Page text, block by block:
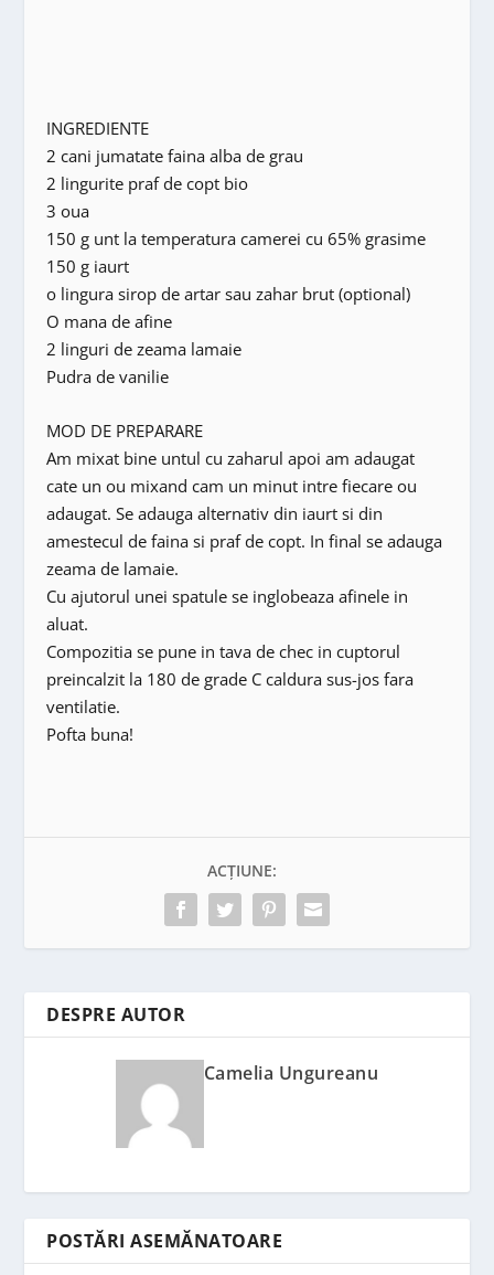
INGREDIENTE
2 cani jumatate faina alba de grau
2 lingurite praf de copt bio
3 oua
150 g unt la temperatura camerei cu 65% grasime
150 g iaurt
o lingura sirop de artar sau zahar brut (optional)
O mana de afine
2 linguri de zeama lamaie
Pudra de vanilie
MOD DE PREPARARE
Am mixat bine untul cu zaharul apoi am adaugat
cate un ou mixand cam un minut intre fiecare ou
adaugat. Se adauga alternativ din iaurt si din
amestecul de faina si praf de copt. In final se adauga
zeama de lamaie.
Cu ajutorul unei spatule se inglobeaza afinele in
aluat.
Compozitia se pune in tava de chec in cuptorul
preincalzit la 180 de grade C caldura sus-jos fara
ventilatie.
Pofta buna!
ACȚIUNE:
DESPRE AUTOR
Camelia Ungureanu
POSTĂRI ASEMĂNATOARE